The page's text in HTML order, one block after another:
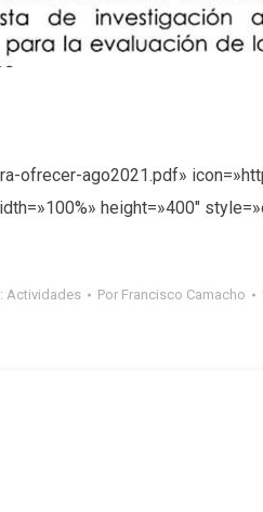
ofrecer-ago2021.pdf»
height=»400″
Actividades Por Francisco Camacho